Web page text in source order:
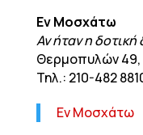
Εν Μοσχάτω
Αν ήταν η
Θερμοπυλών
Τηλ.: 210-482
Εν Μοσχάτω